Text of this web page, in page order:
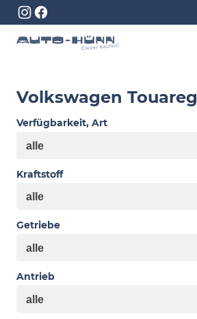
Volkswagen Touareg
Verfügbarkeit, Art
Kraftstoff
Getriebe
Antrieb